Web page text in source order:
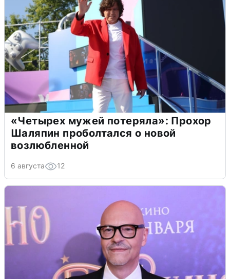
«Четырех мужей потеряла»: Прохор
Шаляпин проболтался о новой
возлюбленной
6 августа 12